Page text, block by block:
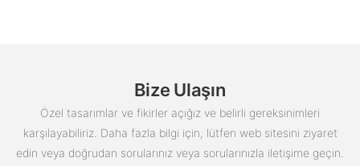
Bize Ulaşın
Özel tasarımlar ve fikirler açığız ve belirli gereksinimleri
karşılayabiliriz. Daha fazla bilgi için, lütfen web sitesini ziyaret
edin veya doğrudan sorularınız veya sorularınızla iletişime geçin.